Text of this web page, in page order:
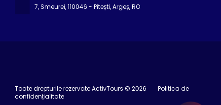
7, Smeurei, 110046 - Pitești, Argeș, RO
Toate drepturile rezervate ActivTours © 2026
Politica de
confidențialitate